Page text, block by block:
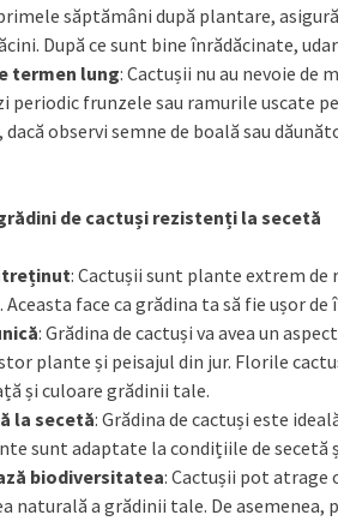
săptămâni după plantare,
După ce sunt bine înrădăcinate,
termen lung: Cactușii nu au nevoie
periodic frunzele sau ramurile uscate
dacă observi semne de boală sau
de cactuși rezistenți la secetă
: Cactușii sunt plante extrem
face ca grădina ta să fie ușor
: Grădina de cactuși va avea un
plante și peisajul din jur. Florile
și culoare grădinii tale.
la secetă: Grădina de cactuși este
sunt adaptate la condițiile de secetă
biodiversitatea: Cactușii pot atrage
naturală a grădinii tale. De